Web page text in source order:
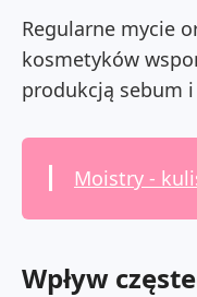
Regularne mycie
kosmetyków
produkcją sebum
Moistry -
Wpływ